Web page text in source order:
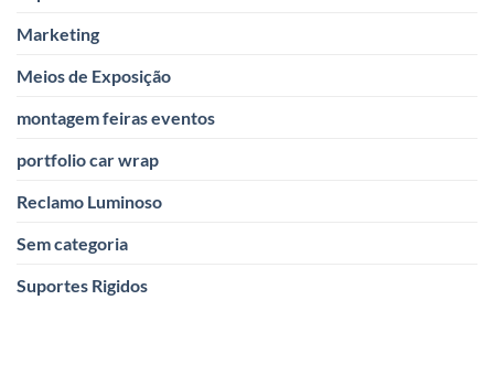
Marketing
Meios de Exposição
montagem feiras eventos
portfolio car wrap
Reclamo Luminoso
Sem categoria
Suportes Rigidos